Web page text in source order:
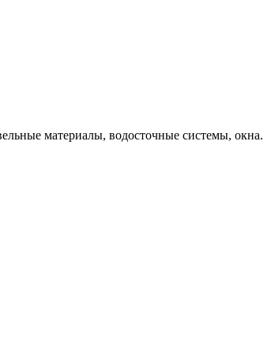
материалы, водосточные системы, окна.